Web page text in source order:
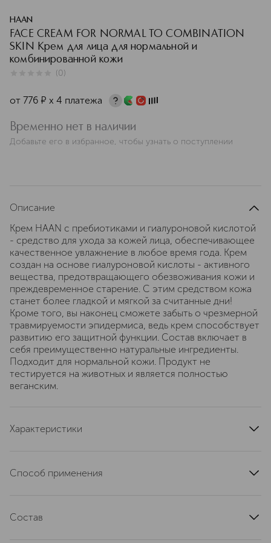
HAAN
FACE CREAM FOR NORMAL TO COMBINATION
SKIN Крем для лица для нормальной и
комбинированной кожи
(0)
от 776 ¤ х 4 платежа
Временно нет в наличии
Добавьте его в избранное, чтобы узнать о поступлении
Описание
Крем HAAN с пребиотиками и гиалуроновой кислотой
- средство для ухода за кожей лица, обеспечивающее
качественное увлажнение в любое время года. Крем
создан на основе гиалуроновой кислоты - активного
вещества, предотвращающего обезвоживания кожи и
преждевременное старение. С этим средством кожа
станет более гладкой и мягкой за считанные дни!
Кроме того, вы наконец сможете забыть о чрезмерной
травмируемости эпидермиса, ведь крем способствует
развитию его защитной функции. Состав включает в
себя преимущественно натуральные ингредиенты.
Подходит для нормальной кожи. Продукт не
тестируется на животных и является полностью
веганским.
Характеристики
Способ применения
Состав